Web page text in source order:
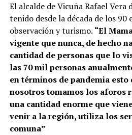
El alcalde de Vicuña Rafael Vera
tenido desde la década de los 90
observación y turismo. “El
vigente que nunca, de hecho
cantidad de personas que lo
las 70 mil personas
en términos de pandemia
nosotros tomamos los aforos
una cantidad enorme que
venir a la región, utiliza los
comuna”